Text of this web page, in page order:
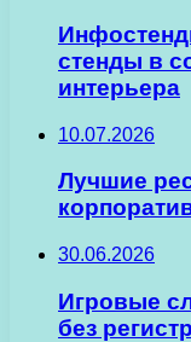
стенды в
интерьера
10.07.2026
Лучшие
30.06.2026
Игровые
без